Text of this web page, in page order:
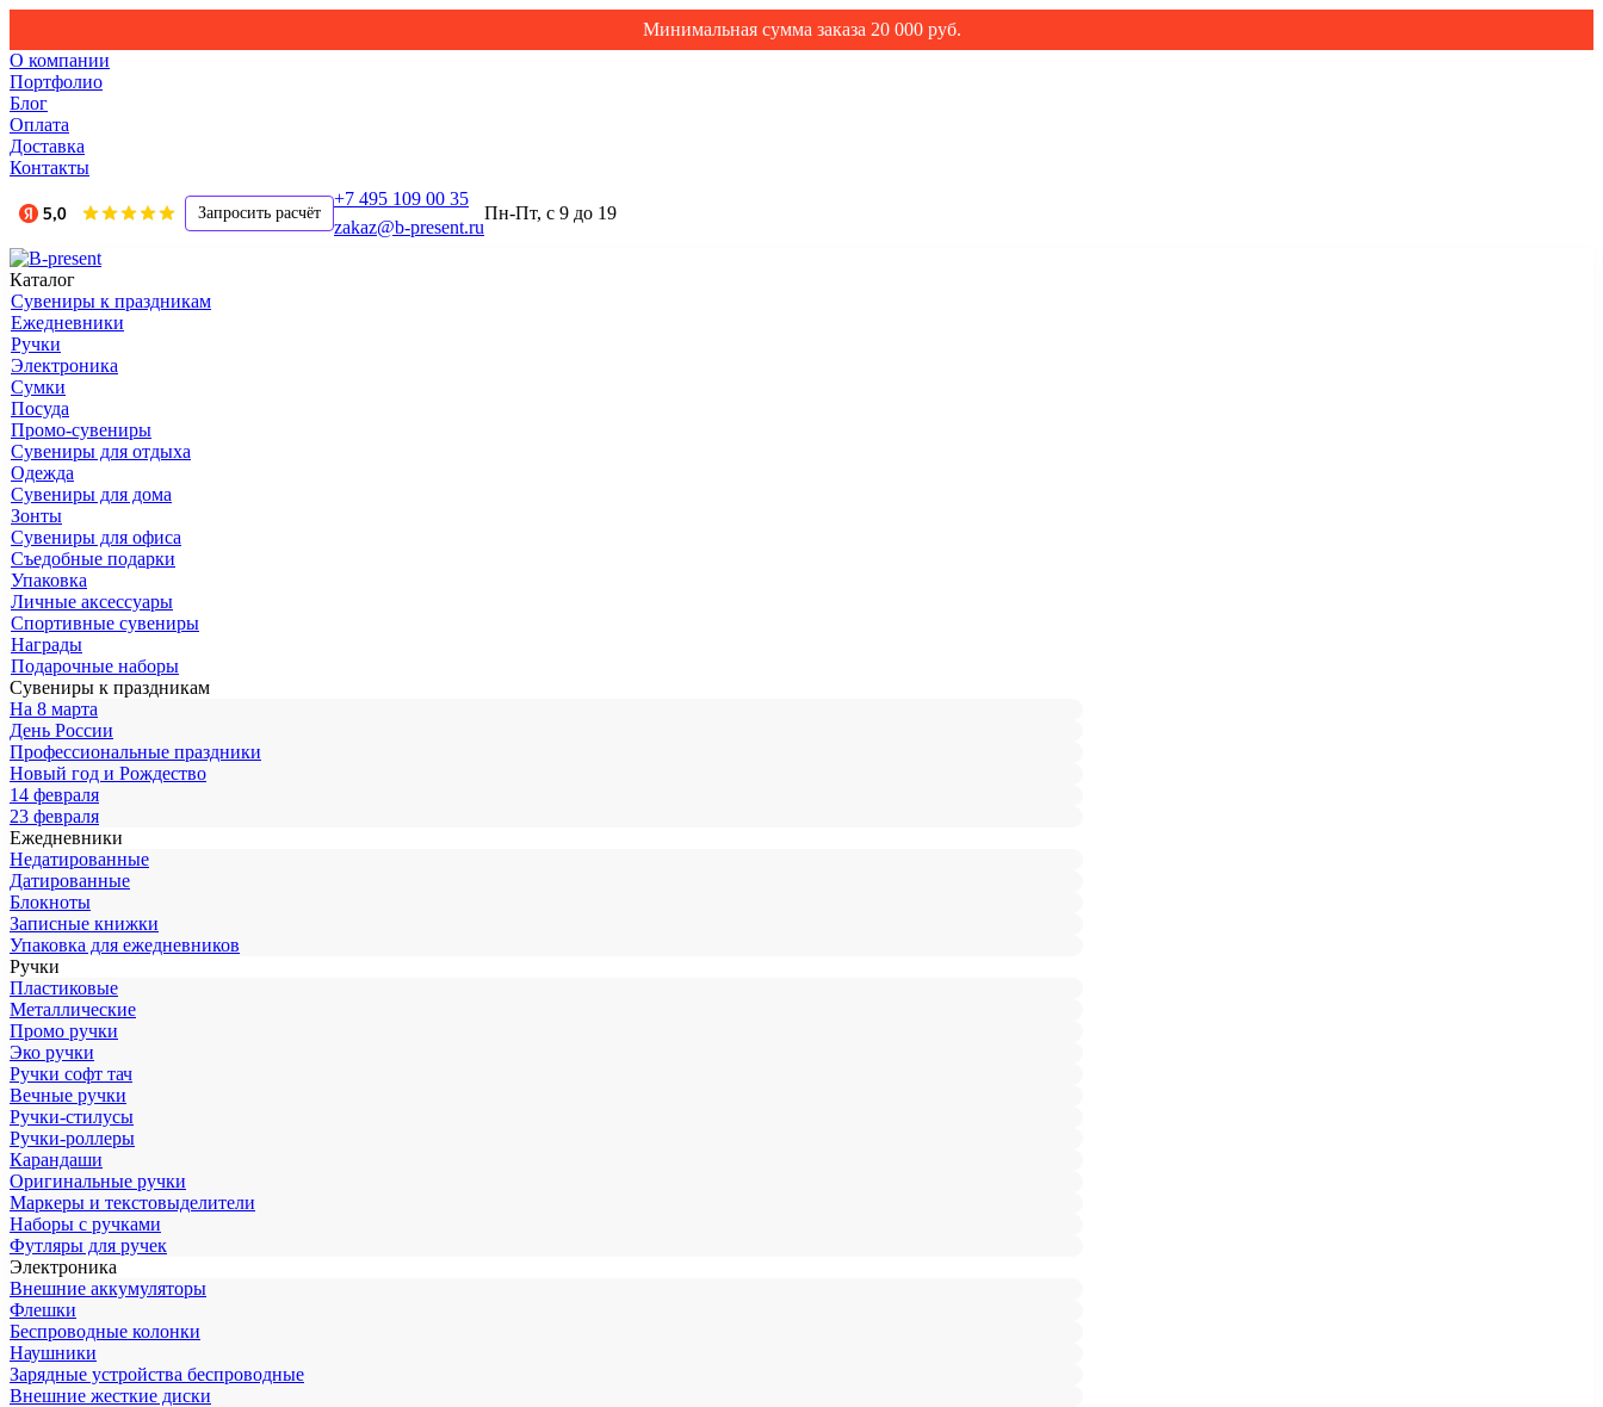
Минимальная сумма заказа 20 000 руб.
О компании
Портфолио
Блог
Оплата
Доставка
Контакты
Запросить расчёт
+7 495 109 00 35
zakaz@b-present.ru
Пн-Пт, с 9 до 19
Каталог
Сувениры к праздникам
Ежедневники
Ручки
Электроника
Сумки
Посуда
Промо-сувениры
Сувениры для отдыха
Одежда
Сувениры для дома
Зонты
Сувениры для офиса
Съедобные подарки
Упаковка
Личные аксессуары
Спортивные сувениры
Награды
Подарочные наборы
Сувениры к праздникам
На 8 марта
День России
Профессиональные праздники
Новый год и Рождество
14 февраля
23 февраля
Ежедневники
Недатированные
Датированные
Блокноты
Записные книжки
Упаковка для ежедневников
Ручки
Пластиковые
Металлические
Промо ручки
Эко ручки
Ручки софт тач
Вечные ручки
Ручки-стилусы
Ручки-роллеры
Карандаши
Оригинальные ручки
Маркеры и текстовыделители
Наборы с ручками
Футляры для ручек
Электроника
Внешние аккумуляторы
Флешки
Беспроводные колонки
Наушники
Зарядные устройства беспроводные
Внешние жесткие диски